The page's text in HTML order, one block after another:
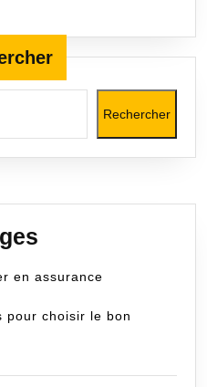
Rechercher
en assurance
pour choisir le bon